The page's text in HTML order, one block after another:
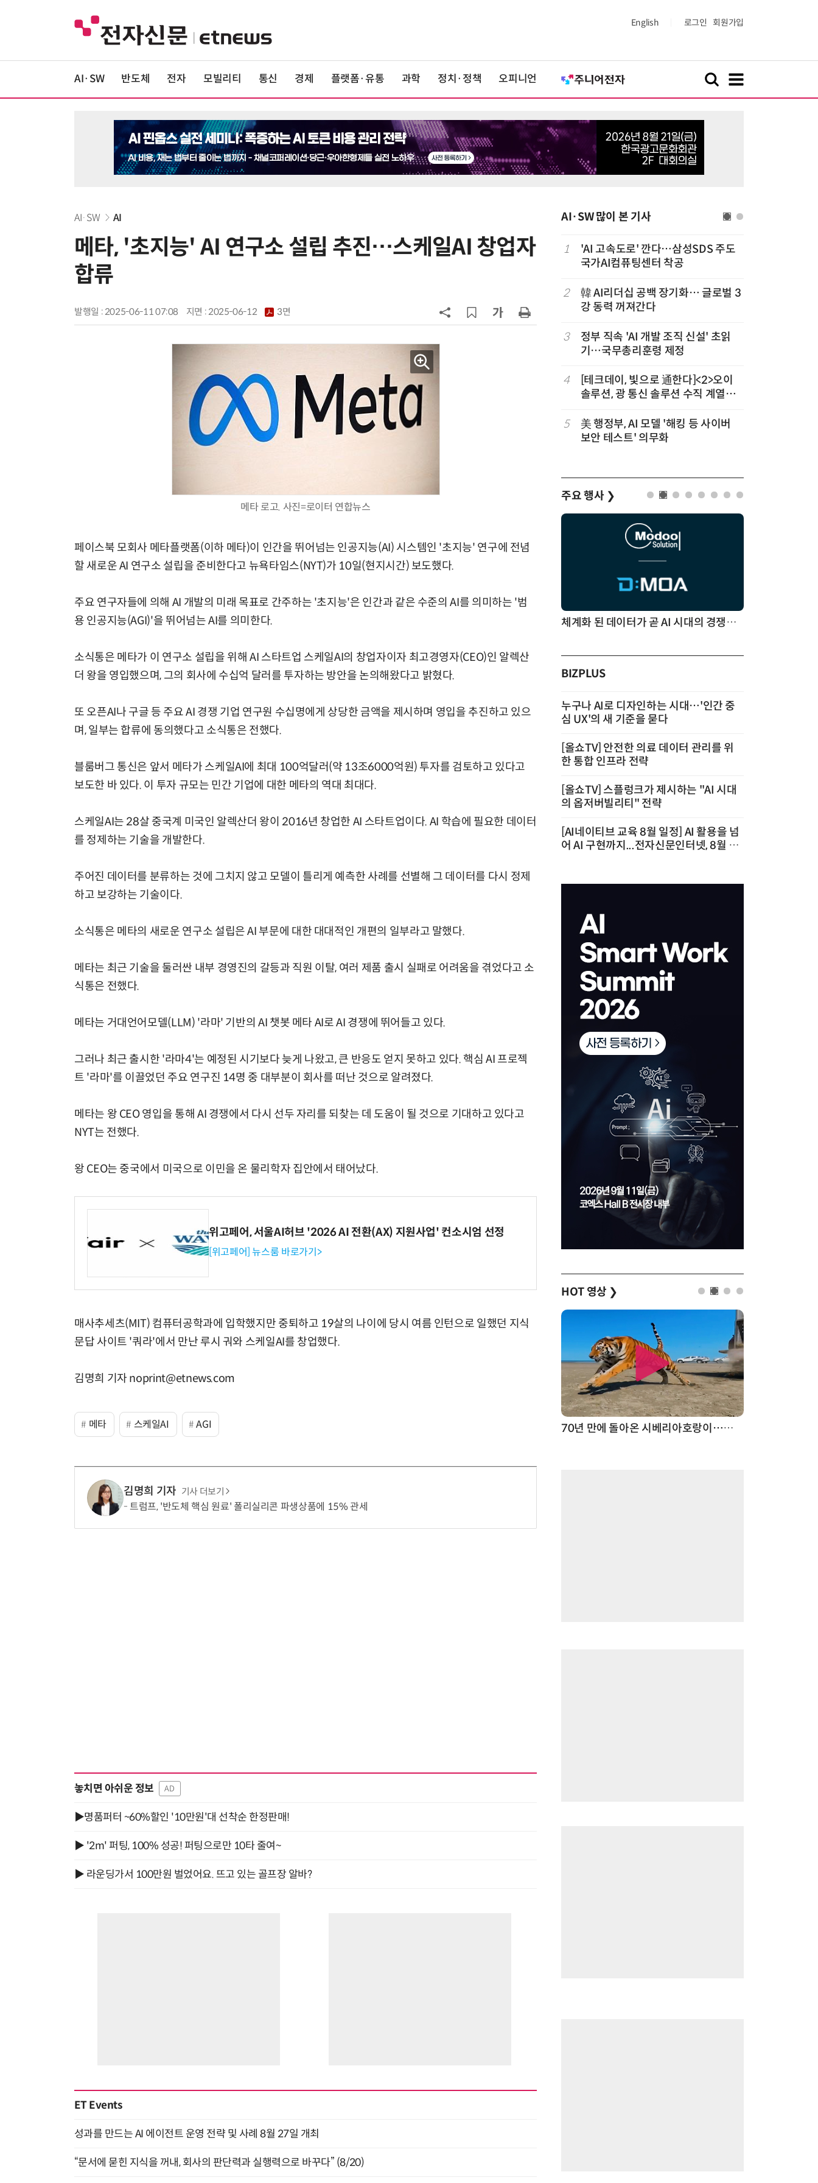
English 로그인 회원가입
AI·SW 반도체 전자 모빌리티 통신 경제 플랫폼·유통 과학 정치·정책 오피니언
AI·SW AI
메타, '초지능' AI 연구소 설립 추진…스케일AI 창업자
합류
발행일 : 2025-06-11 07:08 지면 :2025-06-12 3면
메타 로고. 사진=로이터 연합뉴스
페이스북 모회사 메타플랫폼(이하 메타)이 인간을 뛰어넘는 인공지능(AI) 시스템인 '초지능' 연구에 전념
할 새로운 AI 연구소 설립을 준비한다고 뉴욕타임스(NYT)가 10일(현지시간) 보도했다.
주요 연구자들에 의해 AI 개발의 미래 목표로 간주하는 '초지능'은 인간과 같은 수준의 AI를 의미하는 '범
용 인공지능(AGI)'을 뛰어넘는 AI를 의미한다.
소식통은 메타가 이 연구소 설립을 위해 AI 스타트업 스케일AI의 창업자이자 최고경영자(CEO)인 알렉산
더 왕을 영입했으며, 그의 회사에 수십억 달러를 투자하는 방안을 논의해왔다고 밝혔다.
또 오픈AI나 구글 등 주요 AI 경쟁 기업 연구원 수십명에게 상당한 금액을 제시하며 영입을 추진하고 있으
며, 일부는 합류에 동의했다고 소식통은 전했다.
블룸버그 통신은 앞서 메타가 스케일AI에 최대 100억달러(약 13조6000억원) 투자를 검토하고 있다고
보도한 바 있다. 이 투자 규모는 민간 기업에 대한 메타의 역대 최대다.
스케일AI는 28살 중국계 미국인 알렉산더 왕이 2016년 창업한 AI 스타트업이다. AI 학습에 필요한 데이터
를 정제하는 기술을 개발한다.
주어진 데이터를 분류하는 것에 그치지 않고 모델이 틀리게 예측한 사례를 선별해 그 데이터를 다시 정제
하고 보강하는 기술이다.
소식통은 메타의 새로운 연구소 설립은 AI 부문에 대한 대대적인 개편의 일부라고 말했다.
메타는 최근 기술을 둘러싼 내부 경영진의 갈등과 직원 이탈, 여러 제품 출시 실패로 어려움을 겪었다고 소
식통은 전했다.
메타는 거대언어모델(LLM) '라마' 기반의 AI 챗봇 메타 AI로 AI 경쟁에 뛰어들고 있다.
그러나 최근 출시한 '라마4'는 예정된 시기보다 늦게 나왔고, 큰 반응도 얻지 못하고 있다. 핵심 AI 프로젝
트 '라마'를 이끌었던 주요 연구진 14명 중 대부분이 회사를 떠난 것으로 알려졌다.
메타는 왕 CEO 영입을 통해 AI 경쟁에서 다시 선두 자리를 되찾는 데 도움이 될 것으로 기대하고 있다고
NYT는 전했다.
왕 CEO는 중국에서 미국으로 이민을 온 물리학자 집안에서 태어났다.
위고페어, 서울AI허브 '2026 AI 전환(AX) 지원사업' 컨소시엄 선정
[위고페어] 뉴스룸 바로가기>
매사추세츠(MIT) 컴퓨터공학과에 입학했지만 중퇴하고 19살의 나이에 당시 여름 인턴으로 일했던 지식
문답 사이트 '쿼라'에서 만난 루시 궈와 스케일AI를 창업했다.
김명희 기자 noprint@etnews.com
메타 스케일AI AGI
김명희 기자 기사 더보기
트럼프, '반도체 핵심 원료' 폴리실리콘 파생상품에 15% 관세
놓치면 아쉬운 정보 AD
▶명품퍼터 ~60%할인 '10만원'대 선착순 한정판매!
▶ '2m' 퍼팅, 100% 성공! 퍼팅으로만 10타 줄여~
▶ 라운딩가서 100만원 벌었어요. 뜨고 있는 골프장 알바?
ET Events
성과를 만드는 AI 에이전트 운영 전략 및 사례 8월 27일 개최
“문서에 묻힌 지식을 꺼내, 회사의 판단력과 실행력으로 바꾸다” (8/20)
AI·SW 많이 본 기사
6
오픈AI 첫 AI 기기 윤곽…'도넛 모
원 구형 태양전지 IEC 국제표준 개발
과제 공식 승인
다…5개사 등록 솔루션 1439개
코히어, 통제 가능한 소버린 AI 지
원…“韓이 아태 승부처”
10
구광모 LG 회장, 내주 美 실리콘밸리
1
'AI 고속도로' 깐다…삼성SDS 주도
국가AI컴퓨팅센터 착공
2
韓 AI리더십 공백 장기화… 글로벌 3
강 동력 꺼져간다
3
정부 직속 'AI 개발 조직 신설' 초읽
기…국무총리훈령 제정
4
[테크데이, 빛으로 通한다]<2>오이
솔루션, 광 통신 솔루션 수직 계열
략'
5
美 행정부, AI 모델 '해킹 등 사이버
보안 테스트' 의무화
주요 행사 ❯
체계화 된 데이터가 곧 AI 시대의 경쟁력이다
BIZPLUS
누구나 AI로 디자인하는 시대…'인간 중
심 UX'의 새 기준을 묻다
[올쇼TV] 안전한 의료 데이터 관리를 위
한 통합 인프라 전략
[올쇼TV] 스플렁크가 제시하는 "AI 시대
의 옵저버빌리티" 전략
[AI네이티브 교육 8월 일정] AI 활용을 넘
어 AI 구현까지...전자신문인터넷, 8월 실
HOT 영상 ❯
70년 만에 돌아온 시베리아호랑이…카자흐스탄 야생에 풀렸다